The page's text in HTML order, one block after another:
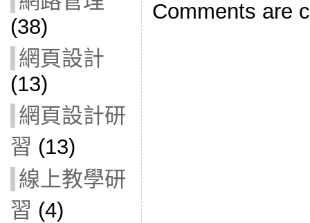
(38)
網頁設計
(13)
網頁設計研
習 (13)
線上教學研
習 (4)
Comments are